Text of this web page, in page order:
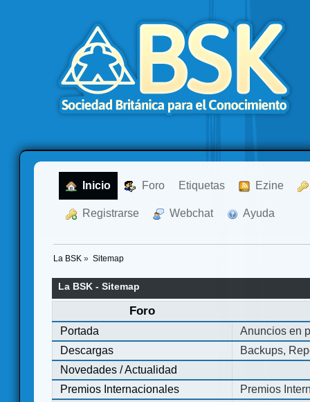
Inicio Foro Etiquetas Ezine
Registrarse Webchat Ayuda
La BSK » Sitemap
La BSK - Sitemap
Foro
Portada
Anuncios en
Descargas
Backups,
Novedades / Actualidad
Premios Internacionales
Premios